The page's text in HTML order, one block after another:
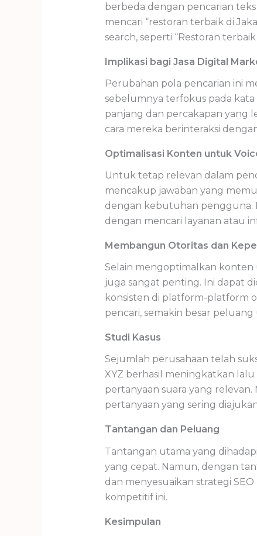
berbeda dengan pencarian
mencari “restoran terbaik di
search, seperti “Restoran
Implikasi bagi Jasa Digital
Perubahan pola pencarian ini
sebelumnya terfokus pada
panjang dan percakapan yang
cara mereka berinteraksi
Optimalisasi Konten untuk
Untuk tetap relevan dalam
mencakup jawaban yang
dengan kebutuhan pengguna.
dengan mencari layanan atau
Membangun Otoritas dan
Selain mengoptimalkan konten
juga sangat penting. Ini dapat
konsisten di platform-platform
pencari, semakin besar
Studi Kasus
Sejumlah perusahaan telah
XYZ berhasil meningkatkan
pertanyaan suara yang
pertanyaan yang sering
Tantangan dan Peluang
Tantangan utama yang
yang cepat. Namun, dengan
dan menyesuaikan strategi
kompetitif ini.
Kesimpulan